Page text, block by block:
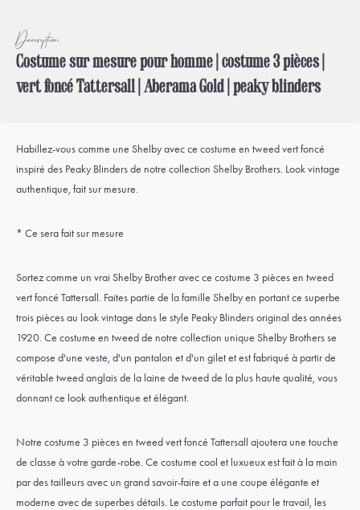
Description
Costume sur mesure pour homme | costume 3 pièces |
vert foncé Tattersall | Aberama Gold | peaky blinders
Habillez-vous comme une Shelby avec ce costume en tweed vert foncé
inspiré des Peaky Blinders de notre collection Shelby Brothers. Look vintage
authentique, fait sur mesure.
* Ce sera fait sur mesure
Sortez comme un vrai Shelby Brother avec ce costume 3 pièces en tweed
vert foncé Tattersall. Faites partie de la famille Shelby en portant ce superbe
trois pièces au look vintage dans le style Peaky Blinders original des années
1920. Ce costume en tweed de notre collection unique Shelby Brothers se
compose d'une veste, d'un pantalon et d'un gilet et est fabriqué à partir de
véritable tweed anglais de la laine de tweed de la plus haute qualité, vous
donnant ce look authentique et élégant.
Notre costume 3 pièces en tweed vert foncé Tattersall ajoutera une touche
de classe à votre garde-robe. Ce costume cool et luxueux est fait à la main
par des tailleurs avec un grand savoir-faire et a une coupe élégante et
moderne avec de superbes détails. Le costume parfait pour le travail, les